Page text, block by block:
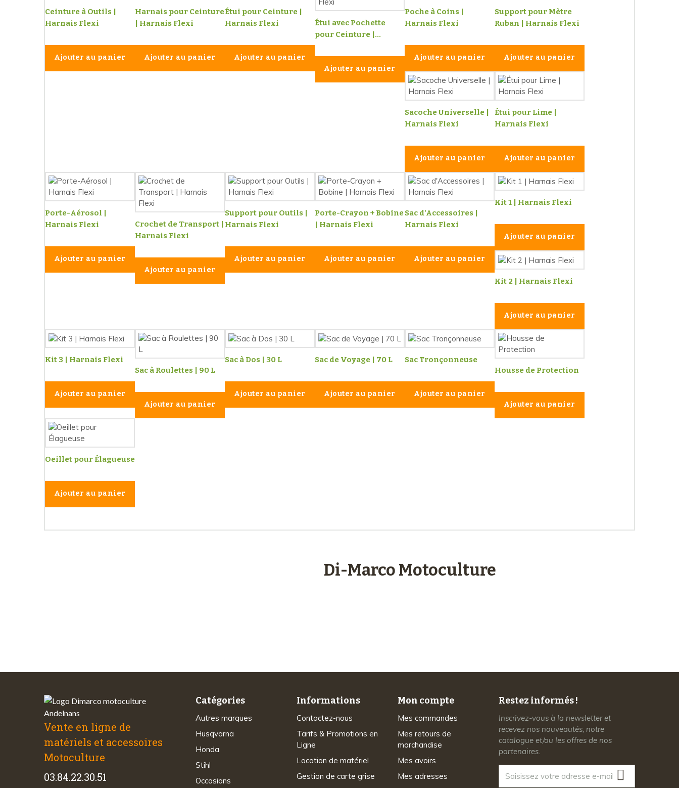
Ceinture à Outils |
Harnais Flexi
Ajouter au panier
Harnais pour Ceinture
| Harnais Flexi
Ajouter au panier
Étui pour Ceinture |
Harnais Flexi
Ajouter au panier
Étui avec Pochette
pour Ceinture |...
Ajouter au panier
Poche à Coins |
Harnais Flexi
Ajouter au panier
Support pour Mètre
Ruban | Harnais Flexi
Ajouter au panier
Sacoche Universelle |
Harnais Flexi
Ajouter au panier
Étui pour Lime |
Harnais Flexi
Ajouter au panier
Porte-Aérosol |
Harnais Flexi
Ajouter au panier
Crochet de Transport |
Harnais Flexi
Ajouter au panier
Support pour Outils |
Harnais Flexi
Ajouter au panier
Porte-Crayon + Bobine
| Harnais Flexi
Ajouter au panier
Sac d'Accessoires |
Harnais Flexi
Ajouter au panier
Kit 1 | Harnais Flexi
Ajouter au panier
Kit 2 | Harnais Flexi
Ajouter au panier
Kit 3 | Harnais Flexi
Ajouter au panier
Sac à Roulettes | 90 L
Ajouter au panier
Sac à Dos | 30 L
Ajouter au panier
Sac de Voyage | 70 L
Ajouter au panier
Sac Tronçonneuse
Ajouter au panier
Housse de Protection
Ajouter au panier
Oeillet pour Élagueuse
Ajouter au panier
Di-Marco Motoculture
Vente en ligne de
matériels et accessoires
Motoculture
03.84.22.30.51
Catégories
Autres marques
Husqvarna
Honda
Stihl
Occasions
Informations
Contactez-nous
Tarifs & Promotions en
Ligne
Location de matériel
Gestion de carte grise
Mon compte
Mes commandes
Mes retours de
marchandise
Mes avoirs
Mes adresses
Restez informés !
Inscrivez-vous à la newsletter et
recevez nos nouveautés, notre
catalogue et/ou les offres de nos
partenaires.